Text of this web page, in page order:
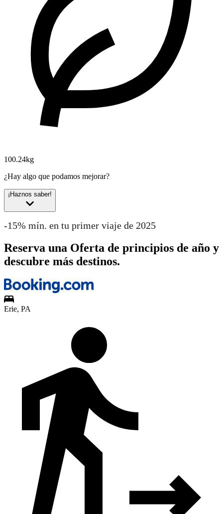
100.24kg
¿Hay algo que podamos mejorar?
¡Haznos saber!
-15% mín. en tu primer viaje de 2025
Reserva una Oferta de principios de año y
descubre más destinos.
Erie, PA